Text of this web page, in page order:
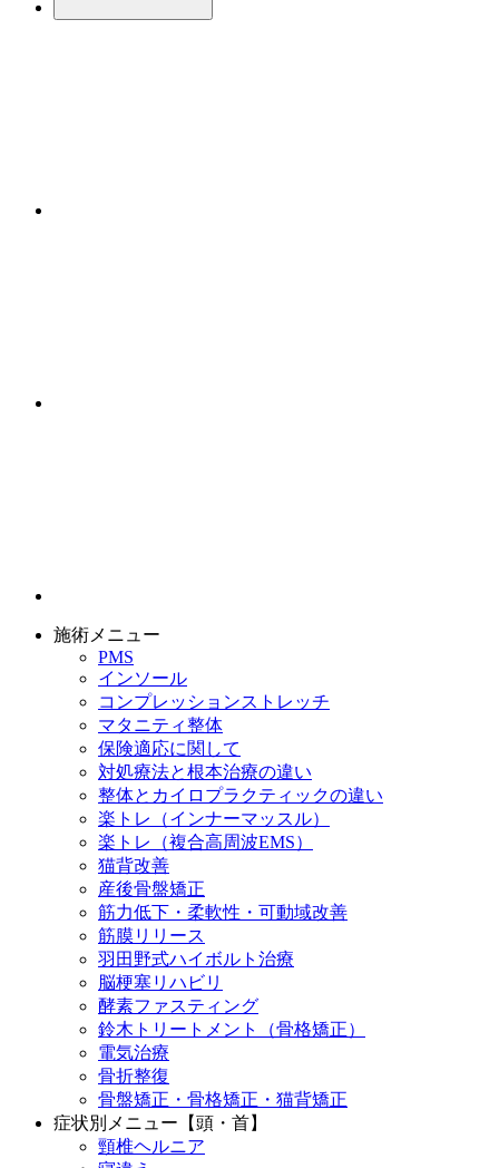
施術メニュー
PMS
インソール
コンプレッションストレッチ
マタニティ整体
保険適応に関して
対処療法と根本治療の違い
整体とカイロプラクティックの違い
楽トレ（インナーマッスル）
楽トレ（複合高周波EMS）
猫背改善
産後骨盤矯正
筋力低下・柔軟性・可動域改善
筋膜リリース
羽田野式ハイボルト治療
脳梗塞リハビリ
酵素ファスティング
鈴木トリートメント（骨格矯正）
電気治療
骨折整復
骨盤矯正・骨格矯正・猫背矯正
症状別メニュー【頭・首】
頸椎ヘルニア